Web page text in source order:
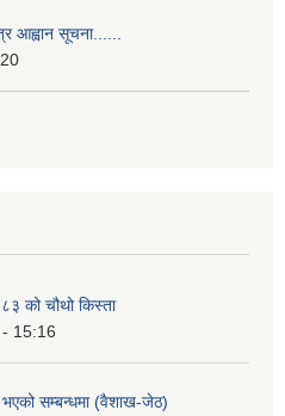
आह्वान सूचना......
को चौथो किस्ता
15:16
सम्बन्धमा (वैशाख-जेठ)